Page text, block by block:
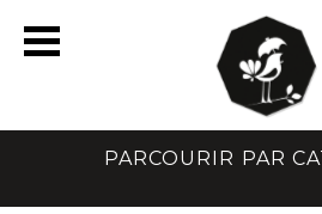
PARCOURIR PAR